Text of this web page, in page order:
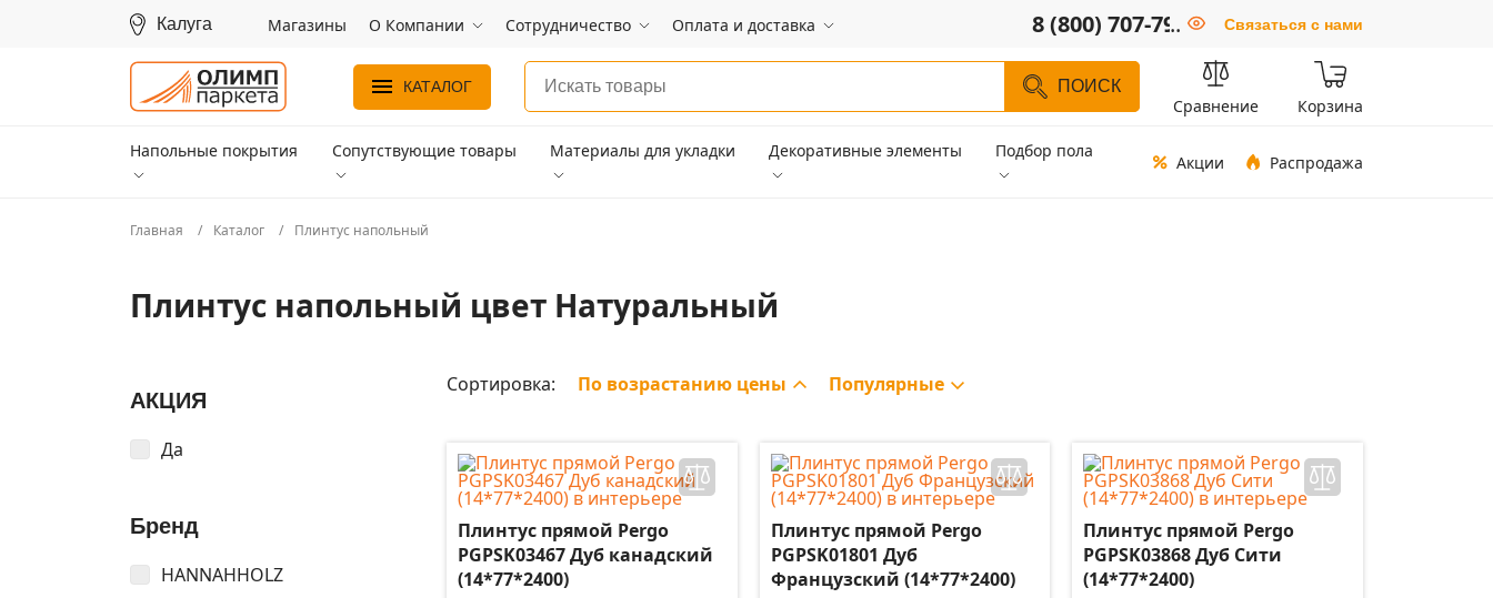
Калуга Магазины О Компании Сотрудничество Оплата и доставка 8 (800) 707-79-66
.. Связаться с нами
КАТАЛОГ ПОИСК
Сравнение Корзина
Напольные покрытия Сопутствующие товары Материалы для укладки Декоративные элементы Подбор пола
Акции Распродажа
Главная Каталог Плинтус напольный
Плинтус напольный цвет Натуральный
АКЦИЯ
Да
Бренд
HANNAHHOLZ
Сортировка: По возрастанию цены Популярные
Плинтус прямой Pergo
PGPSK03467 Дуб канадский
(14*77*2400)
Плинтус прямой Pergo
PGPSK01801 Дуб
Французский (14*77*2400)
Плинтус прямой Pergo
PGPSK03868 Дуб Сити
(14*77*2400)